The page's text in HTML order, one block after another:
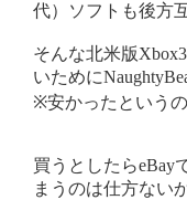
代）ソフトも後方
そんな北米版
いために
※安かったという
買うとしたらeBay
まうのは仕方ないか